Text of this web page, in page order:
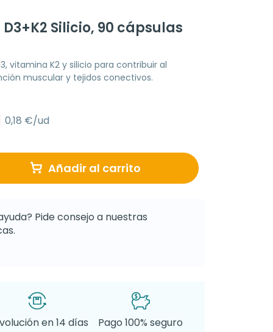
Silicio, 90 cápsulas
vitamina K2 y silicio para contribuir al
muscular y tejidos conectivos.
0,18 €/ud
Añadir al carrito
Pide consejo a nuestras
en 14 días
Pago 100% seguro